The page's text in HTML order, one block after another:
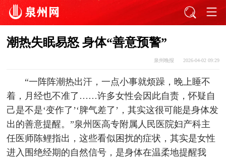
潮热失眠易怒 身体“善意预警”
泉州晚报 2026-04-02 09:29
“一阵阵潮热出汗，一点小事就烦躁，晚上睡不
着，月经也不准了……许多女性会因此自责，怀疑自
己是不是‘变作了’‘脾气差了’，其实这很可能是身体发
出的善意提醒。”泉州医高专附属人民医院妇产科主
任医师陈鲤指出，这些看似困扰的症状，其实是女性
进入围绝经期的自然信号，是身体在温柔地提醒我